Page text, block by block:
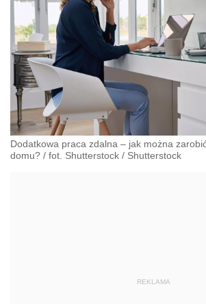
Dodatkowa praca zdalna – jak można
domu? / fot. Shutterstock / Shutterstock